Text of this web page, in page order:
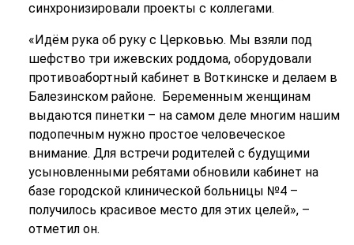
синхронизировали проекты с коллегами.
«Идём рука об руку с Церковью. Мы взяли под
шефство три ижевских роддома, оборудовали
противоабортный кабинет в Воткинске и делаем в
Балезинском районе. Беременным женщинам
выдаются пинетки – на самом деле многим нашим
подопечным нужно простое человеческое
внимание. Для встречи родителей с будущими
усыновленными ребятами обновили кабинет на
базе городской клинической больницы №4 –
получилось красивое место для этих целей», –
отметил он.